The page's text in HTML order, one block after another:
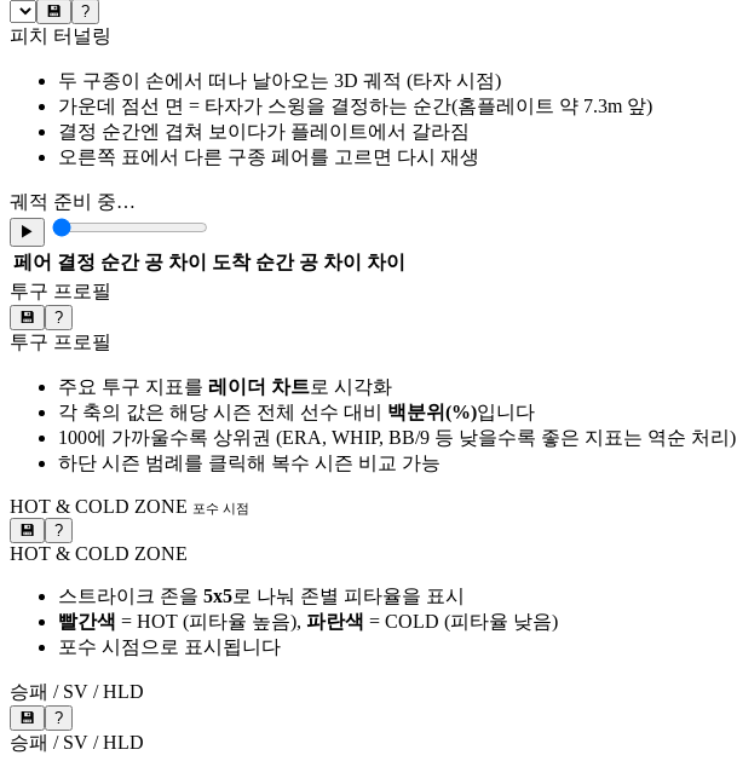
💾 ?
피치 터널링
두 구종이 손에서 떠나 날아오는 3D 궤적 (타자 시점)
가운데 점선 면 = 타자가 스윙을 결정하는 순간(홈플레이트 약 7.3m 앞)
결정 순간엔 겹쳐 보이다가 플레이트에서 갈라짐
오른쪽 표에서 다른 구종 페어를 고르면 다시 재생
궤적 준비 중…
▶
페어 결정 순간 공 차이 도착 순간 공 차이
차이
투구 프로필
💾 ?
투구 프로필
주요 투구 지표를 레이더 차트로 시각화
각 축의 값은 해당 시즌 전체 선수 대비 백분위(%)입니다
100에 가까울수록 상위권 (ERA, WHIP, BB/9 등 낮을수록 좋은 지표는 역순 처리)
하단 시즌 범례를 클릭해 복수 시즌 비교 가능
HOT & COLD ZONE 포수 시점
💾 ?
HOT & COLD ZONE
스트라이크 존을 5x5로 나눠 존별 피타율을 표시
빨간색 = HOT (피타율 높음), 파란색 = COLD (피타율 낮음)
포수 시점으로 표시됩니다
승패 / SV / HLD
💾 ?
승패 / SV / HLD